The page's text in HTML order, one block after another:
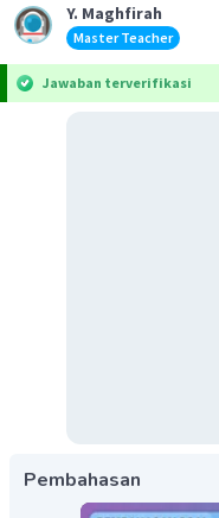
Y. Maghfirah
Master Teacher
Jawaban terverifikasi
Pembahasan